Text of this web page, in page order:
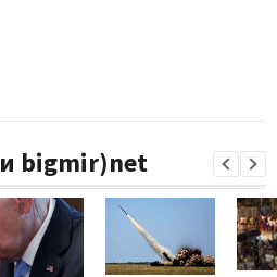
bigmir)net